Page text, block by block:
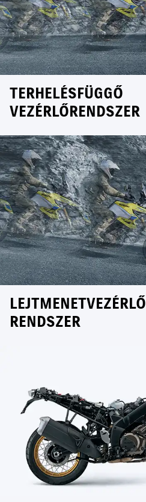
TERHELÉSFÜGGŐ
VEZÉRLŐRENDSZER
LEJTMENETVEZÉRLŐ
RENDSZER